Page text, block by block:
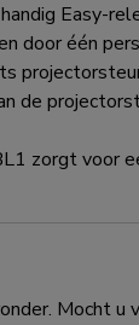
Easy-
door één
de
zorgt voor
Mocht